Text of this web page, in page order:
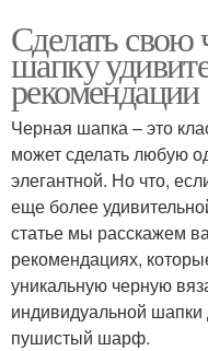
Сделать
шапку
рекомендации
Черная шапка – это
может сделать любую
элегантной. Но что,
еще более
статье мы расскажем
рекомендациях,
уникальную черную
индивидуальной
пушистый шарф.